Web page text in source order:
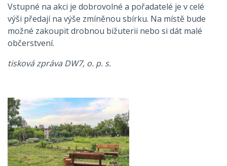
Vstupné na akci je dobrovolné a pořadatelé je v celé
výši předají na výše zmíněnou sbírku. Na místě bude
možné zakoupit drobnou bižuterii nebo si dát malé
občerstvení.
tisková zpráva DW7, o. p. s.